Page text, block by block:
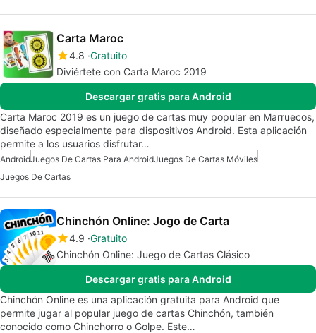
Carta Maroc
4.8 Gratuito
Diviértete con Carta Maroc 2019
Descargar gratis para Android
Carta Maroc 2019 es un juego de cartas muy popular en Marruecos,
diseñado especialmente para dispositivos Android. Esta aplicación
permite a los usuarios disfrutar…
AndroidJuegos De Cartas Para AndroidJuegos De Cartas Móviles
Juegos De Cartas
Chinchón Online: Jogo de Carta
4.9 Gratuito
Chinchón Online: Juego de Cartas Clásico
Descargar gratis para Android
Chinchón Online es una aplicación gratuita para Android que
permite jugar al popular juego de cartas Chinchón, también
conocido como Chinchorro o Golpe. Este…